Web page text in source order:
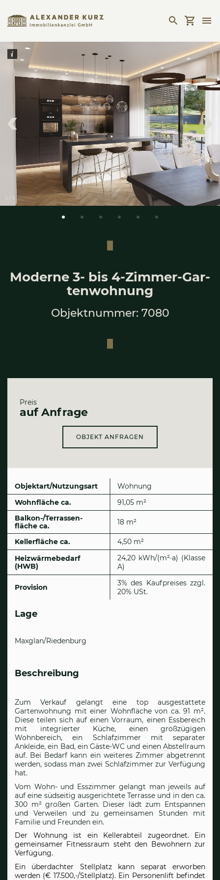
Moder­ne 3- bis 4‑Zim­mer-Gar­
ten­woh­nung
Objektnummer: 7080
Preis
auf Anfrage
OBJEKT ANFRAGEN
Objektart/Nutzungsart
Wohnung
Wohnfläche ca.
91,05 m²
Balkon-/Terrassen­
fläche ca.
18 m²
Kellerfläche ca.
4,50 m²
Heizwärmebedarf
(HWB)
24,20 kWh/(m²·a) (Klasse
A)
Provision
3% des Kaufpreises zzgl.
20% USt.
Lage
Maxglan/Riedenburg
Beschreibung
Zum Verkauf gelangt eine top ausgestattete
Gartenwohnung mit einer Wohnfläche von ca. 91 m².
Diese teilen sich auf einen Vorraum, einen Essbereich
mit integrierter Küche, einen großzügigen
Wohnbereich, ein Schlafzimmer mit separater
Ankleide, ein Bad, ein Gäste-WC und einen Abstellraum
auf. Bei Bedarf kann ein weiteres Zimmer abgetrennt
werden, sodass man zwei Schlafzimmer zur Verfügung
hat.
Vom Wohn- und Esszimmer gelangt man jeweils auf
auf eine südseitig ausgerichtete Terrasse und in den ca.
300 m² großen Garten. Dieser lädt zum Entspannen
und Verweilen und zu gemeinsamen Stunden mit
Familie und Freunden ein.
Der Wohnung ist ein Kellerabteil zugeordnet. Ein
gemeinsamer Fitnessraum steht den Bewohnern zur
Verfügung.
Ein überdachter Stellplatz kann separat erworben
werden (€ 17.500,-/Stellplatz). Ein Personenlift befindet